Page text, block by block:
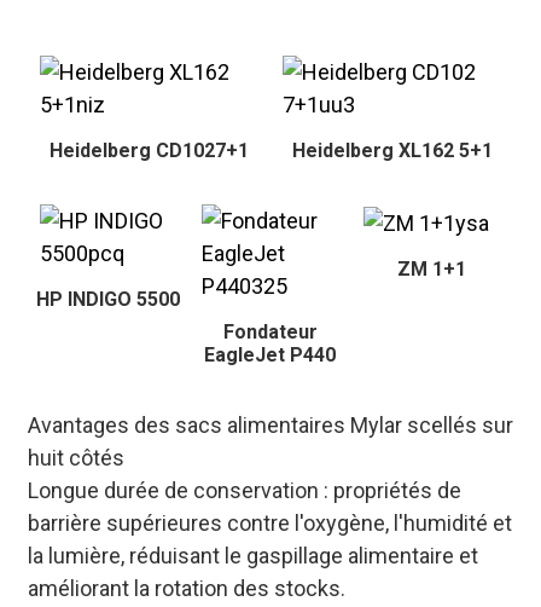
Heidelberg CD1027+1 Heidelberg XL162 5+1
HP INDIGO 5500
Fondateur
EagleJet P440
ZM 1+1
Avantages des sacs alimentaires Mylar scellés sur
huit côtés
Longue durée de conservation : propriétés de
barrière supérieures contre l'oxygène, l'humidité et
la lumière, réduisant le gaspillage alimentaire et
améliorant la rotation des stocks.